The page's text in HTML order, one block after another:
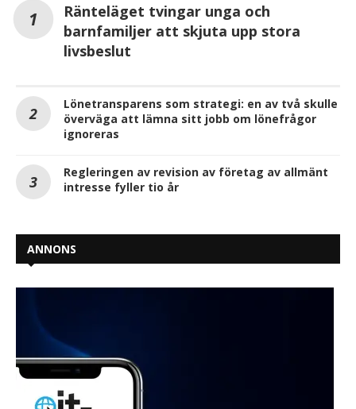
Ränteläget tvingar unga och
barnfamiljer att skjuta upp stora
livsbeslut
Lönetransparens som strategi: en av två skulle
överväga att lämna sitt jobb om lönefrågor
ignoreras
Regleringen av revision av företag av allmänt
intresse fyller tio år
ANNONS